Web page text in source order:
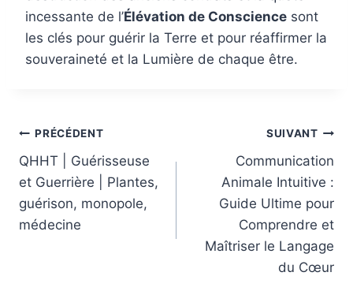
incessante de l’Élévation de Conscience sont
les clés pour guérir la Terre et pour réaffirmer la
souveraineté et la Lumière de chaque être.
Navigation
de
l’article
PRÉCÉDENT
QHHT | Guérisseuse
et Guerrière | Plantes,
guérison, monopole,
médecine
SUIVANT
Communication
Animale Intuitive :
Guide Ultime pour
Comprendre et
Maîtriser le Langage
du Cœur